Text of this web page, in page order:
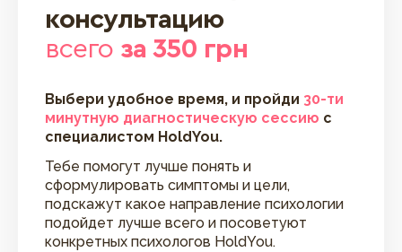
консультацию
всего за 350 грн
Выбери удобное время, и пройди 30-ти
минутную диагностическую сессию с
специалистом HoldYou.
Тебе помогут лучше понять и
сформулировать симптомы и цели,
подскажут какое направление психологии
подойдет лучше всего и посоветуют
конкретных психологов HoldYou.